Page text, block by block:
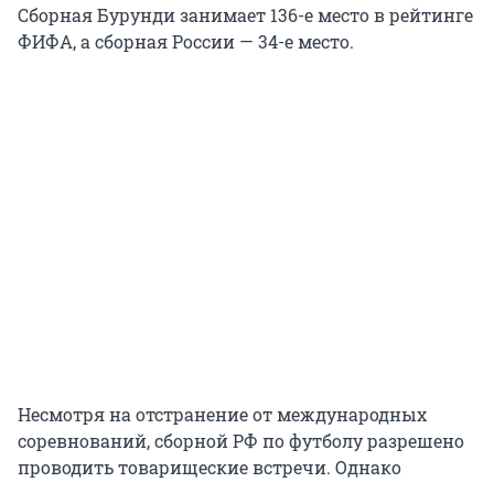
Сборная Бурунди занимает 136-е место в рейтинге
ФИФА, а сборная России — 34-е место.
Несмотря на отстранение от международных
соревнований, сборной РФ по футболу разрешено
проводить товарищеские встречи. Однако